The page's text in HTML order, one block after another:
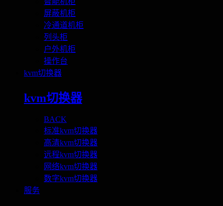
屏蔽机柜
冷通道机柜
列头柜
户外机柜
操作台
kvm切换器
kvm切换器
BACK
标准kvm切换器
高清kvm切换器
远程kvm切换器
网络kvm切换器
数字kvm切换器
服务